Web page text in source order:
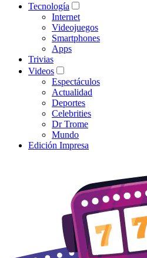
Tecnología
Internet
Videojuegos
Smartphones
Apps
Trivias
Videos
Espectáculos
Actualidad
Deportes
Celebrities
Dr Trome
Mundo
Edición Impresa